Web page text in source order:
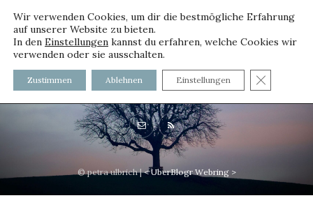
voller worte - mit und ohne
Innenfutter
© petra ulbrich |< UberBlogr Webring >
Wir verwenden Cookies, um dir die bestmögliche Erfahrung
auf unserer Website zu bieten.
In den Einstellungen kannst du erfahren, welche Cookies wir
verwenden oder sie ausschalten.
Zustimmen Ablehnen Einstellungen GDPR